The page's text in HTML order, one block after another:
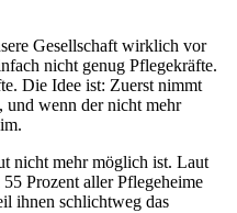
Gesellschaft wirklich vor
nicht genug Pflegekräfte.
Die Idee ist: Zuerst nimmt
und wenn der nicht mehr
nicht mehr möglich ist. Laut
Prozent aller Pflegeheime
ihnen schlichtweg das